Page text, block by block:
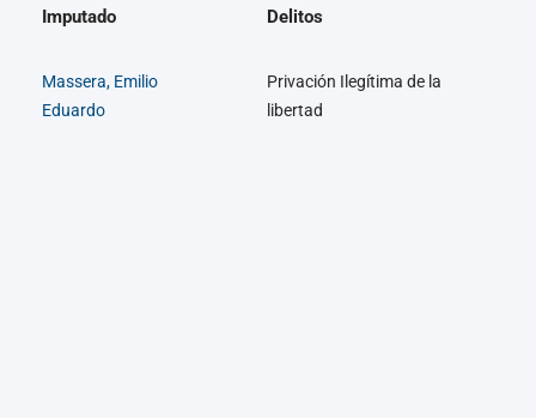
Imputado Delitos
Massera, Emilio
Eduardo
Privación Ilegítima de la
libertad